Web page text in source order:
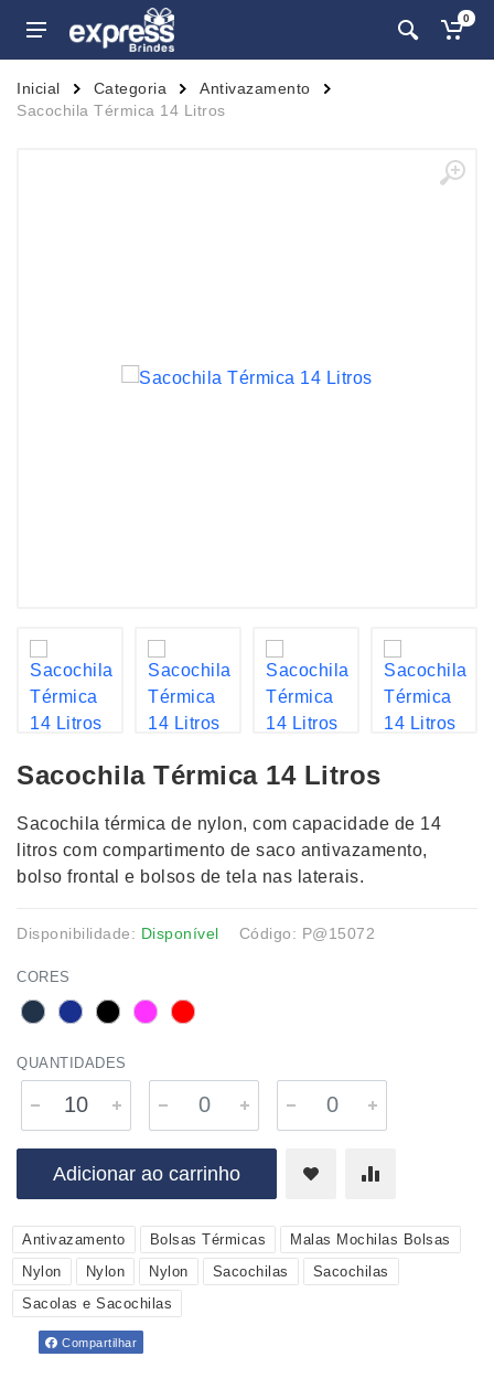
0
Inicial Categoria
Antivazamento
Sacochila Térmica 14 Litros
Sacochila Térmica 14 Litros
Sacochila térmica de nylon, com capacidade de 14
litros com compartimento de saco antivazamento,
bolso frontal e bolsos de tela nas laterais.
Disponibilidade: Disponível Código: P@15072
CORES
QUANTIDADES
Adicionar ao carrinho
Antivazamento Bolsas Térmicas
Malas Mochilas Bolsas
Nylon
Nylon Nylon Sacochilas
Sacochilas
Sacolas e Sacochilas
Compartilhar